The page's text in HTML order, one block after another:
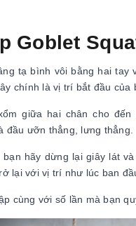
Goblet
tạ bình vôi bằng hai tay
chính là vị trí bắt đầu của
giữa hai chân cho đến
đầu ưỡn thẳng, lưng thẳng.
hãy dừng lại giây lát
lại với vị trí như lúc ban
cùng với số lần mà bạn